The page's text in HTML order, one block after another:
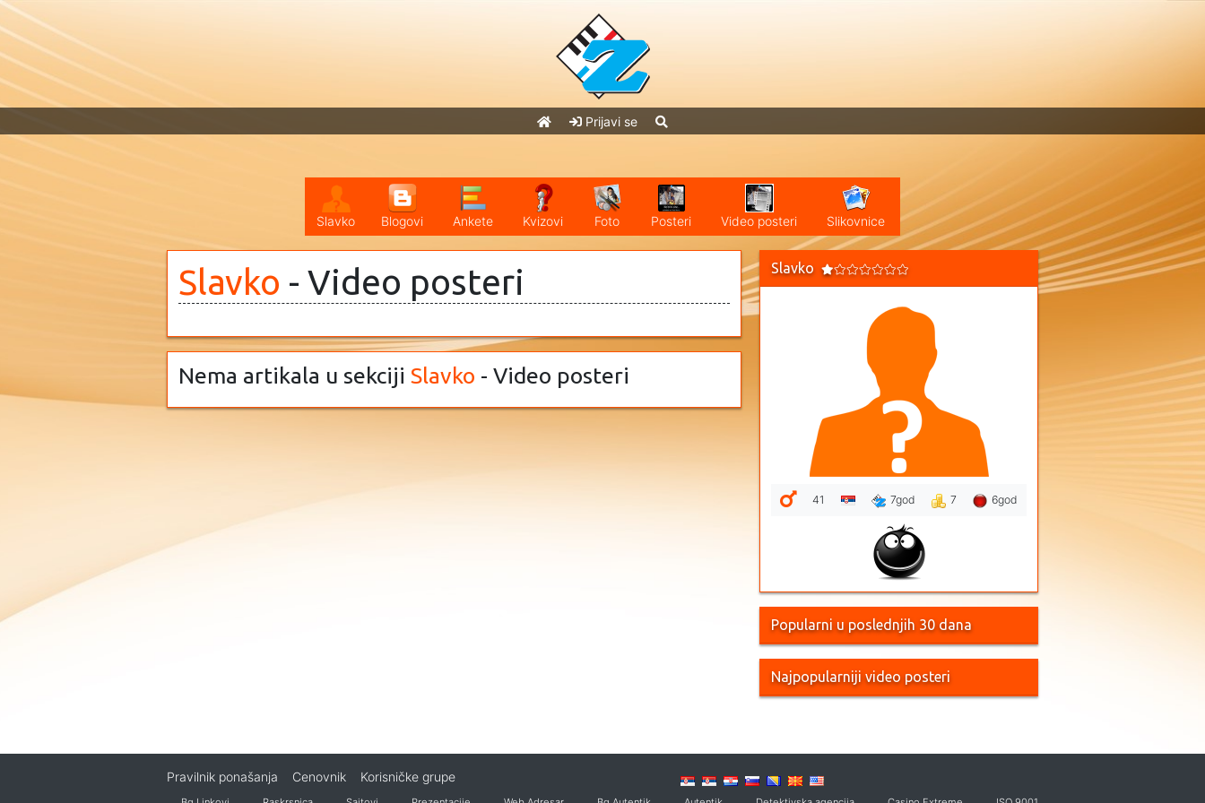
Prijavi se
Slavko Blogovi Ankete Kvizovi Foto Posteri Video posteri Slikovnice
Slavko - Video posteri
Nema artikala u sekciji Slavko - Video posteri
Slavko
41 7god 7 6god
Popularni u poslednjih 30 dana
Najpopularniji video posteri
Pravilnik ponašanja Cenovnik Korisničke grupe